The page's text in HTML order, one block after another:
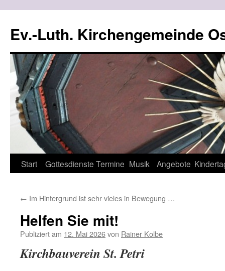
Ev.-Luth. Kirchengemeinde
Zum
springen
Start Gottesdienste Termine Musik Angebote
← Im Hintergrund ist sehr vieles in Bewegung …
Helfen Sie mit!
Publiziert am 12. Mai 2026von Rainer Kolbe
Kirchbauverein St. Petri